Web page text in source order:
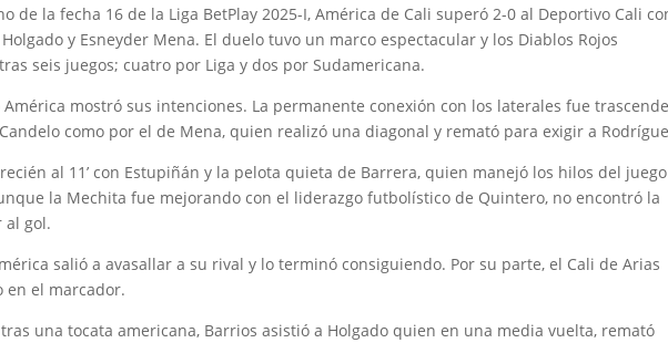
de la fecha 16 de la Liga BetPlay 2025-I, América de Cali superó 2-0 al Deportivo Cali
y Esneyder Mena. El duelo tuvo un marco espectacular y los Diablos Rojos
seis juegos; cuatro por Liga y dos por Sudamericana.
mostró sus intenciones. La permanente conexión con los laterales fue
como por el de Mena, quien realizó una diagonal y remató para exigir a
al 11’ con Estupiñán y la pelota quieta de Barrera, quien manejó los hilos del
la Mechita fue mejorando con el liderazgo futbolístico de Quintero, no encontró la
al gol.
salió a avasallar a su rival y lo terminó consiguiendo. Por su parte, el Cali de Arias
en el marcador.
una tocata americana, Barrios asistió a Holgado quien en una media vuelta, remató